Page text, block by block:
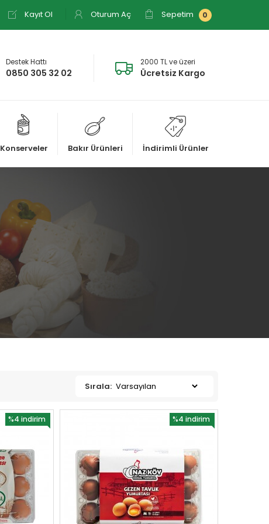
Kayıt Ol Oturum Aç Sepetim 0
Destek Hattı
0850 305 32 02
2000 TL ve üzeri
Ücretsiz Kargo
Konserveler Bakır Ürünleri İndirimli Ürünler
Sırala:
%4 indirim %4 indirim